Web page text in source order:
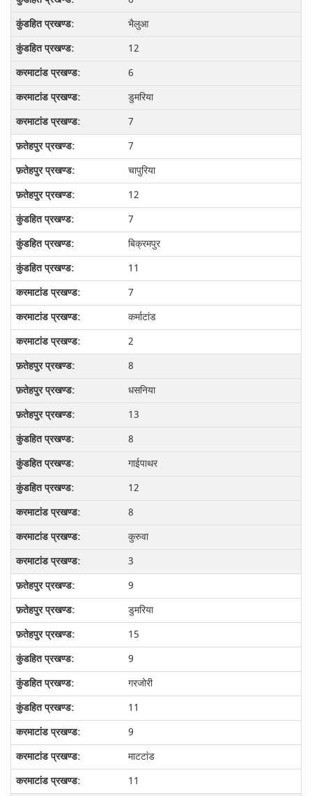
भैलुआ
12
6
डुमरिया
7
7
चापुरिया
12
7
बिक्रमपुर
11
7
कर्माटांड
2
8
धसनिया
13
8
गाईपाथर
12
8
कुरुवा
3
9
डुमरिया
15
9
गरजोरी
11
9
माटटांड
11